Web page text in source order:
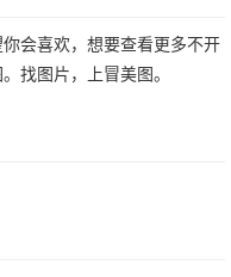
会喜欢，想要查看更多不开
找图片，上冒美图。